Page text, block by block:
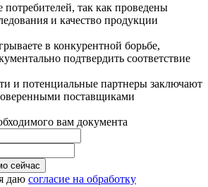
так как проведены
и качество продукции
в конкурентной борьбе,
подтвердить соответствие
и потенциальные партнеры заключают
поставщиками
вам документа
даю согласие на обработку